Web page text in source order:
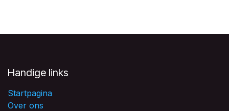
Handige links
Startpagina
Over ons